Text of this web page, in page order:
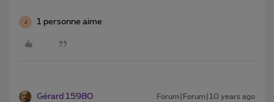
1 personne aime
Gérard 15980 Forum|Forum|10 years ago